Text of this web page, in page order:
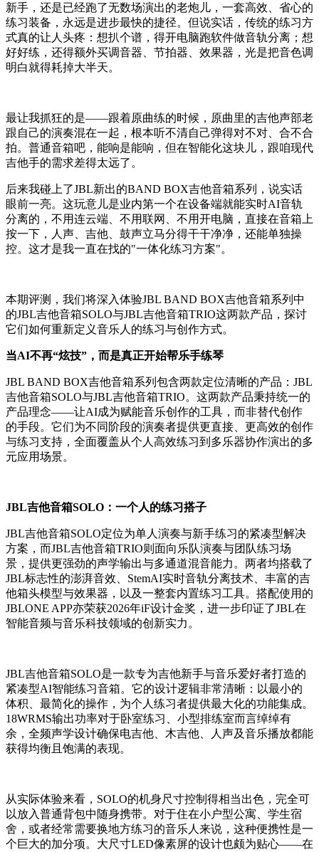
新手，还是已经跑了无数场演出的老炮儿，一套高效、省心的
练习装备，永远是进步最快的捷径。但说实话，传统的练习方
式真的让人头疼：想扒个谱，得开电脑跑软件做音轨分离；想
好好练，还得额外买调音器、节拍器、效果器，光是把音色调
明白就得耗掉大半天。
最让我抓狂的是——跟着原曲练的时候，原曲里的吉他声部老
跟自己的演奏混在一起，根本听不清自己弹得对不对、合不合
拍。普通音箱吧，能响是能响，但在智能化这块儿，跟咱现代
吉他手的需求差得太远了。
后来我碰上了JBL新出的BAND BOX吉他音箱系列，说实话
眼前一亮。这玩意儿是业内第一个在设备端就能实时AI音轨
分离的，不用连云端、不用联网、不用开电脑，直接在音箱上
按一下，人声、吉他、鼓声立马分得干干净净，还能单独操
控。这才是我一直在找的"一体化练习方案"。
本期评测，我们将深入体验JBL BAND BOX吉他音箱系列中
的JBL吉他音箱SOLO与JBL吉他音箱TRIO这两款产品，探讨
它们如何重新定义音乐人的练习与创作方式。
当AI不再“炫技”，而是真正开始帮乐手练琴
JBL BAND BOX吉他音箱系列包含两款定位清晰的产品：JBL
吉他音箱SOLO与JBL吉他音箱TRIO。这两款产品秉持统一的
产品理念——让AI成为赋能音乐创作的工具，而非替代创作
的手段。它们为不同阶段的演奏者提供更直接、更高效的创作
与练习支持，全面覆盖从个人高效练习到多乐器协作演出的多
元应用场景。
JBL吉他音箱SOLO：一个人的练习搭子
JBL吉他音箱SOLO定位为单人演奏与新手练习的紧凑型解决
方案，而JBL吉他音箱TRIO则面向乐队演奏与团队练习场
景，提供更强劲的声学输出与多通道混音能力。两者均搭载了
JBL标志性的澎湃音效、StemAI实时音轨分离技术、丰富的吉
他箱头模型与效果器，以及一整套内置练习工具。搭配使用的
JBLONE APP亦荣获2026年iF设计金奖，进一步印证了JBL在
智能音频与音乐科技领域的创新实力。
JBL吉他音箱SOLO是一款专为吉他新手与音乐爱好者打造的
紧凑型AI智能练习音箱。它的设计逻辑非常清晰：以最小的
体积、最简化的操作，为个人练习者提供最大化的功能集成。
18WRMS输出功率对于卧室练习、小型排练室而言绰绰有
余，全频声学设计确保电吉他、木吉他、人声及音乐播放都能
获得均衡且饱满的表现。
从实际体验来看，SOLO的机身尺寸控制得相当出色，完全可
以放入普通背包中随身携带。对于住在小户型公寓、学生宿
舍，或者经常需要换地方练习的音乐人来说，这种便携性是一
个巨大的加分项。大尺寸LED像素屏的设计也颇为贴心——在